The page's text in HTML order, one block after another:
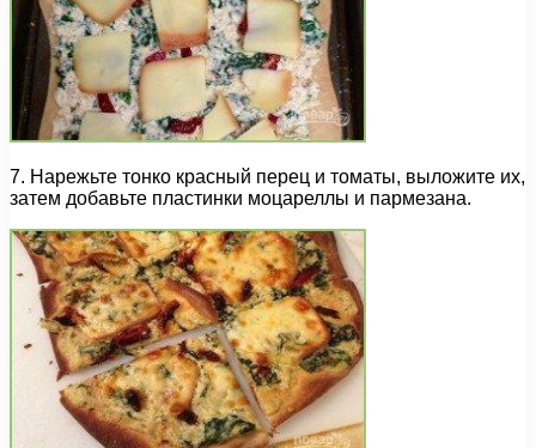
7. Нарежьте тонко красный перец и томаты, выложите их,
затем добавьте пластинки моцареллы и пармезана.